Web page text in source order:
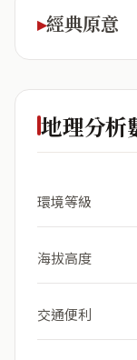
經典原意
地理分析
環境等級
海拔高度
交通便利